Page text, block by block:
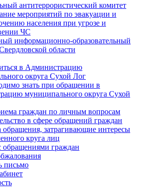
антитеррористический комитет
мероприятий по эвакуации и
населения при угрозе и
ЧС
информационно-образовательный
области
в Администрацию
округа Сухой Лог
знать при обращении в
муниципального округа Сухой
граждан по личным вопросам
в сфере обращений граждан
затрагивающие интересы
круга лиц
обращениями граждан
письмо